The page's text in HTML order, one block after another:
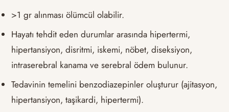
>1 gr alınması ölümcül olabilir.
Hayatı tehdit eden durumlar arasında hipertermi,
hipertansiyon, disritmi, iskemi, nöbet, diseksiyon,
intraserebral kanama ve serebral ödem bulunur.
Tedavinin temelini benzodiazepinler oluşturur (ajitasyon,
hipertansiyon, taşikardi, hipertermi).